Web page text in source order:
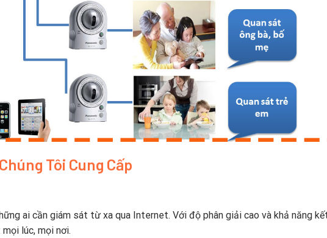
Tôi Cung Cấp
ai cần giám sát từ xa qua Internet. Với độ phân giải cao và khả năng
lúc, mọi nơi.